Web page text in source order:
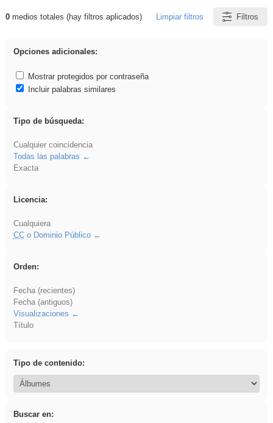
Resultados de: Crotona
0medios totales (hay filtros aplicados) Limpiar filtros Filtros
Opciones adicionales:
Mostrar protegidos por contraseña
Incluir palabras similares
Tipo de búsqueda:
Cualquier coincidencia
Todas las palabras
Exacta
Licencia:
Cualquiera
CCo Dominio Público
Orden:
Fecha (recientes)
Fecha (antiguos)
Visualizaciones
Título
Tipo de contenido:
Buscar en: